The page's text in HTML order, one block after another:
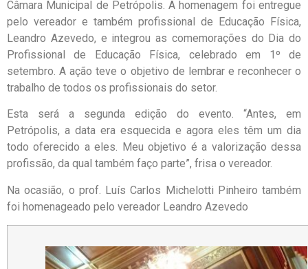
Câmara Municipal de Petrópolis. A homenagem foi entregue
pelo vereador e também profissional de Educação Física,
Leandro Azevedo, e integrou as comemorações do Dia do
Profissional de Educação Física, celebrado em 1º de
setembro. A ação teve o objetivo de lembrar e reconhecer o
trabalho de todos os profissionais do setor.
Esta será a segunda edição do evento. “Antes, em
Petrópolis, a data era esquecida e agora eles têm um dia
todo oferecido a eles. Meu objetivo é a valorização dessa
profissão, da qual também faço parte”, frisa o vereador.
Na ocasião, o prof. Luís Carlos Michelotti Pinheiro também
foi homenageado pelo vereador Leandro Azevedo